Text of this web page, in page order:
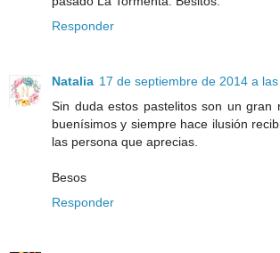
Responder
Natalia 17 de septiembre de 2014 a
Sin duda estos pastelitos son un gran
buenísimos y siempre hace ilusión
las persona que aprecias.
Besos
Responder